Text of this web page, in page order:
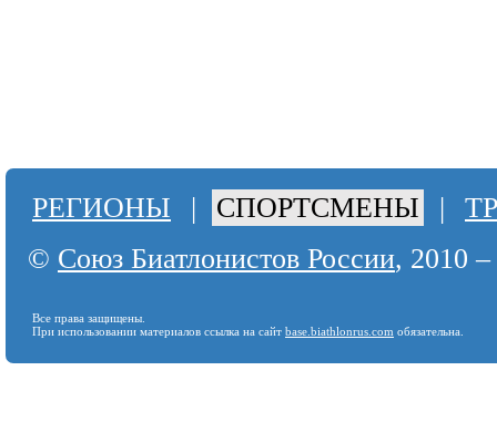
РЕГИОНЫ | СПОРТСМЕНЫ |
© Союз Биатлонистов России, 2010
Все права защищены.
При использовании материалов ссылка на сайт base.biathlonrus.com обязательна.